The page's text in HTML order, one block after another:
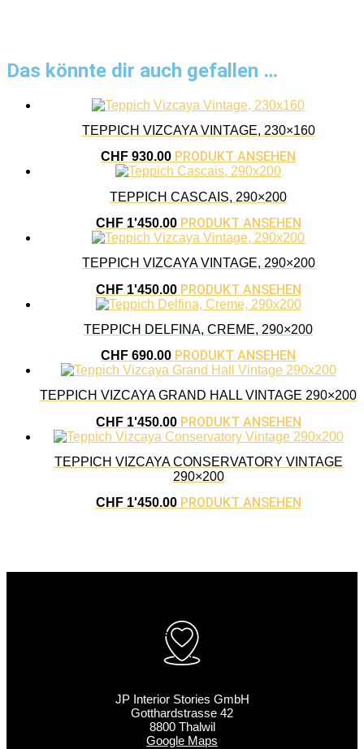
Das könnte dir auch gefallen …
TEPPICH VIZCAYA VINTAGE, 230×160
CHF 930.00 PRODUKT ANSEHEN
TEPPICH CASCAIS, 290×200
CHF1'450.00 PRODUKT ANSEHEN
TEPPICH VIZCAYA VINTAGE, 290×200
CHF1'450.00 PRODUKT ANSEHEN
TEPPICH DELFINA, CREME, 290×200
CHF 690.00 PRODUKT ANSEHEN
TEPPICH VIZCAYA GRAND HALL VINTAGE 290×200
CHF1'450.00 PRODUKT ANSEHEN
TEPPICH VIZCAYA CONSERVATORY VINTAGE
290×200
CHF1'450.00 PRODUKT ANSEHEN
JP Interior Stories GmbH
Gotthardstrasse 42
8800 Thalwil
Google Maps